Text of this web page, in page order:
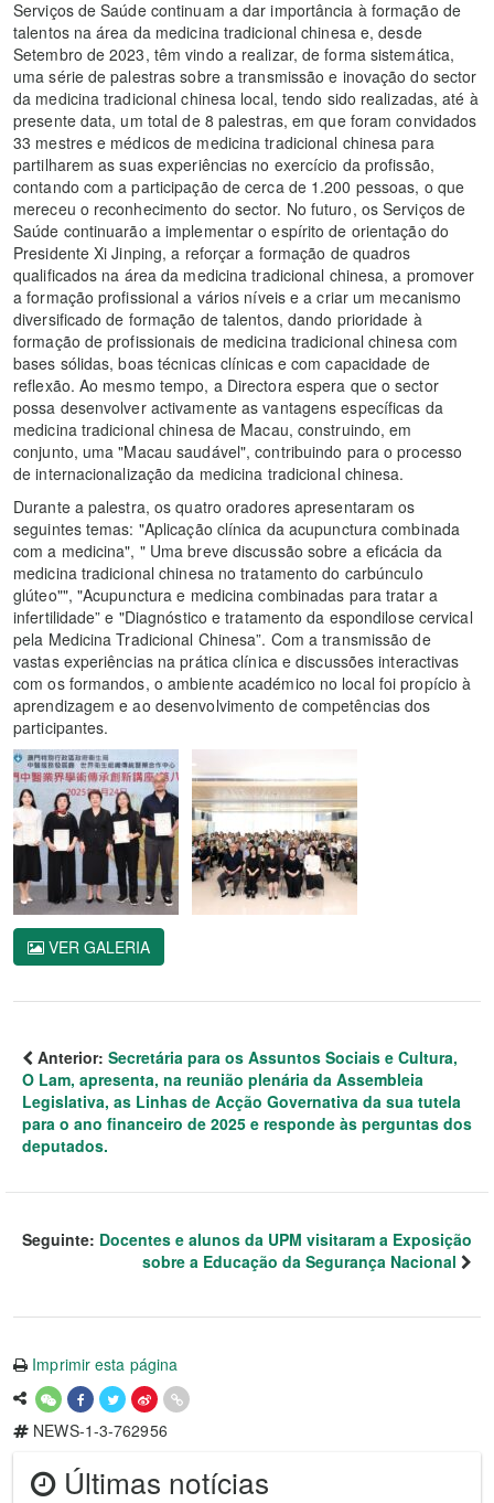
Serviços de Saúde continuam a dar importância à formação de
talentos na área da medicina tradicional chinesa e, desde
Setembro de 2023, têm vindo a realizar, de forma sistemática,
uma série de palestras sobre a transmissão e inovação do sector
da medicina tradicional chinesa local, tendo sido realizadas, até à
presente data, um total de 8 palestras, em que foram convidados
33 mestres e médicos de medicina tradicional chinesa para
partilharem as suas experiências no exercício da profissão,
contando com a participação de cerca de 1.200 pessoas, o que
mereceu o reconhecimento do sector. No futuro, os Serviços de
Saúde continuarão a implementar o espírito de orientação do
Presidente Xi Jinping, a reforçar a formação de quadros
qualificados na área da medicina tradicional chinesa, a promover
a formação profissional a vários níveis e a criar um mecanismo
diversificado de formação de talentos, dando prioridade à
formação de profissionais de medicina tradicional chinesa com
bases sólidas, boas técnicas clínicas e com capacidade de
reflexão. Ao mesmo tempo, a Directora espera que o sector
possa desenvolver activamente as vantagens específicas da
medicina tradicional chinesa de Macau, construindo, em
conjunto, uma "Macau saudável", contribuindo para o processo
de internacionalização da medicina tradicional chinesa.
Durante a palestra, os quatro oradores apresentaram os
seguintes temas: "Aplicação clínica da acupunctura combinada
com a medicina", " Uma breve discussão sobre a eficácia da
medicina tradicional chinesa no tratamento do carbúnculo
glúteo"", "Acupunctura e medicina combinadas para tratar a
infertilidade” e "Diagnóstico e tratamento da espondilose cervical
pela Medicina Tradicional Chinesa”. Com a transmissão de
vastas experiências na prática clínica e discussões interactivas
com os formandos, o ambiente académico no local foi propício à
aprendizagem e ao desenvolvimento de competências dos
participantes.
VER GALERIA
Anterior: Secretária para os Assuntos Sociais e Cultura,
O Lam, apresenta, na reunião plenária da Assembleia
Legislativa, as Linhas de Acção Governativa da sua tutela
para o ano financeiro de 2025 e responde às perguntas dos
deputados.
Seguinte: Docentes e alunos da UPM visitaram a Exposição
sobre a Educação da Segurança Nacional
Imprimir esta página
NEWS-1-3-762956
Últimas notícias